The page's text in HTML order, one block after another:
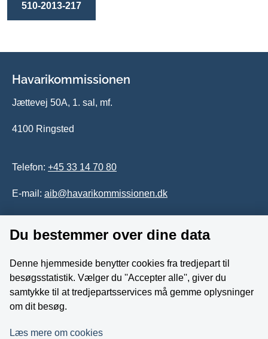
510-2013-217
Havarikommissionen
Jættevej 50A, 1. sal, mf.
4100 Ringsted
Telefon: +45 33 14 70 80
E-mail: aib@havarikommissionen.dk
Tilgængelighedserklæring
Whistleblowerordning
Følg os på YouTube
Du bestemmer over dine data
Denne hjemmeside benytter cookies fra tredjepart til
besøgsstatistik. Vælger du ''Accepter alle'', giver du
samtykke til at tredjepartsservices må gemme oplysninger
om dit besøg.
Læs mere om cookies